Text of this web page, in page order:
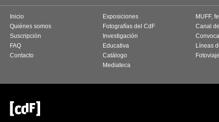
Inicio
Quiénes somos
Suscripción
FAQ
Contacto
Exposiciones
Fotografías del CdF
Investigación
Educativa
Catálogo
Mediateca
MUFF,
Canal
Líneas